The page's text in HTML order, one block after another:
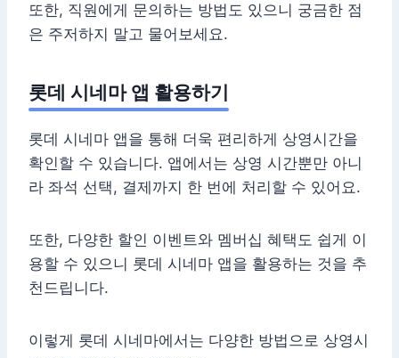
또한, 직원에게 문의하는 방법도 있으니 궁금한 점
은 주저하지 말고 물어보세요.
롯데 시네마 앱 활용하기
롯데 시네마 앱을 통해 더욱 편리하게 상영시간을
확인할 수 있습니다. 앱에서는 상영 시간뿐만 아니
라 좌석 선택, 결제까지 한 번에 처리할 수 있어요.
또한, 다양한 할인 이벤트와 멤버십 혜택도 쉽게 이
용할 수 있으니 롯데 시네마 앱을 활용하는 것을 추
천드립니다.
이렇게 롯데 시네마에서는 다양한 방법으로 상영시